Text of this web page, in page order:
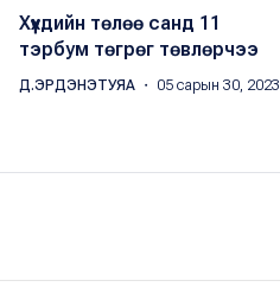
Хүүхдийн төлөө санд 11
тэрбум төгрөг төвлөрчээ
Д.ЭРДЭНЭТУЯА ・ 05 сарын 30, 2023